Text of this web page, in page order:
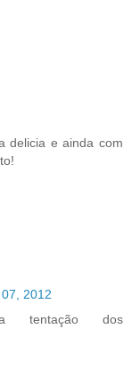
delicia e ainda com
2012
tentação dos